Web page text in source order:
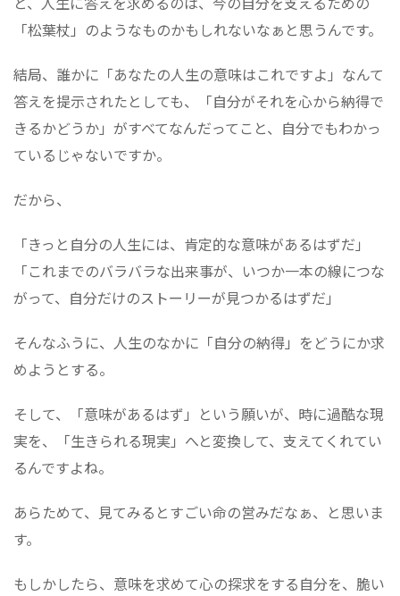
「松葉杖」のようなものかもしれないなぁと思うんです。
結局、誰かに「あなたの人生の意味はこれですよ」なんて
答えを提示されたとしても、「自分がそれを心から納得で
きるかどうか」がすべてなんだってこと、自分でもわかっ
ているじゃないですか。
だから、
「きっと自分の人生には、肯定的な意味があるはずだ」
「これまでのバラバラな出来事が、いつか一本の線につな
がって、自分だけのストーリーが見つかるはずだ」
そんなふうに、人生のなかに「自分の納得」をどうにか求
めようとする。
そして、「意味があるはず」という願いが、時に過酷な現
実を、「生きられる現実」へと変換して、支えてくれてい
るんですよね。
あらためて、見てみるとすごい命の営みだなぁ、と思いま
す。
もしかしたら、意味を求めて心の探求をする自分を、脆い